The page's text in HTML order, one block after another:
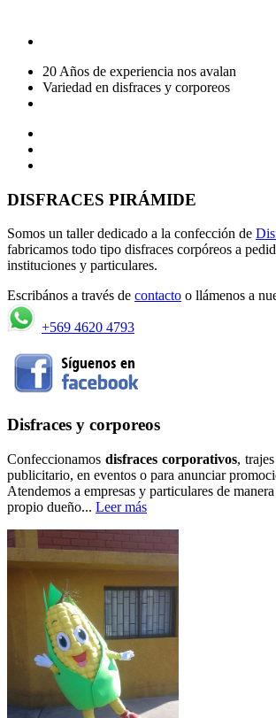
20 Años de experiencia nos avalan
Variedad en disfraces y corporeos
DISFRACES PIRÁMIDE
Somos un taller dedicado a la confección de
fabricamos todo tipo disfraces corpóreos a
instituciones y particulares.
Escribános a través de contacto o llámenos a
+569 4620 4793
Disfraces y corporeos
Confeccionamos disfraces corporativos,
publicitario, en eventos o para anunciar
Atendemos a empresas y particulares de
propio dueño... Leer más